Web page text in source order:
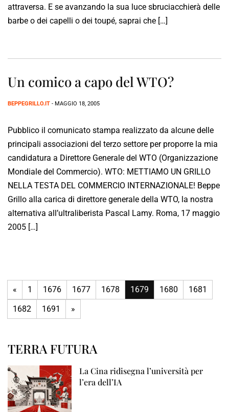
attraversa. E se avanzando la sua luce sbruciacchierà delle
barbe o dei capelli o dei toupé, saprai che […]
Un comico a capo del WTO?
BEPPEGRILLO.IT - MAGGIO 18, 2005
Pubblico il comunicato stampa realizzato da alcune delle
principali associazioni del terzo settore per proporre la mia
candidatura a Direttore Generale del WTO (Organizzazione
Mondiale del Commercio). WTO: METTIAMO UN GRILLO
NELLA TESTA DEL COMMERCIO INTERNAZIONALE! Beppe
Grillo alla carica di direttore generale della WTO, la nostra
alternativa all’ultraliberista Pascal Lamy. Roma, 17 maggio
2005 […]
« 1 1676 1677 1678 1679 1680
1681
1682
1691 »
TERRA FUTURA
La Cina ridisegna l’università per
l’era dell’IA